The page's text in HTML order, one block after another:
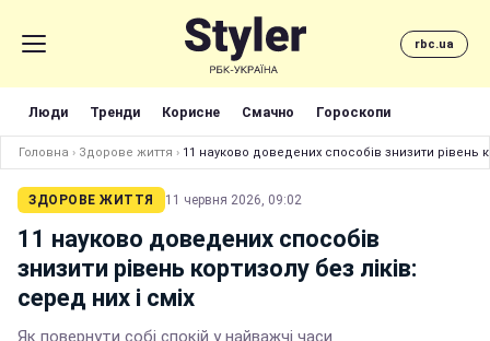
rbc.ua
Люди Тренди Корисне Смачно Гороскопи
Головна › Здорове життя › 11 науково доведених способів знизити рівень
ЗДОРОВЕ ЖИТТЯ 11 червня 2026, 09:02
11 науково доведених способів
знизити рівень кортизолу без ліків:
серед них і сміх
Як повернути собі спокій у найважчі часи